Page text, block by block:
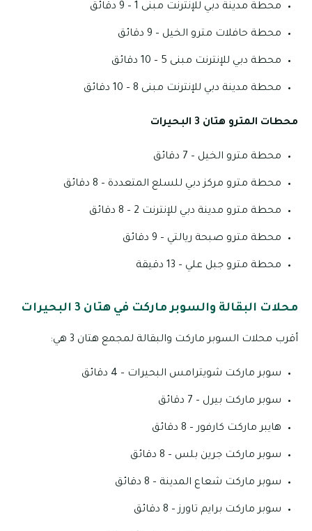
محطة مدينة دبي للإنترنت مبنى 1 – 9 دقائق
محطة حافلات مترو الخيل – 9 دقائق
محطة دبي للإنترنت مبنى 5 – 10 دقائق
محطة مدينة دبي للإنترنت مبنى 8 – 10 دقائق
محطات المترو هتان 3 البحيرات
محطة مترو الخيل – 7 دقائق
محطة مترو مركز دبي للسلع المتعددة – 8 دقائق
محطة مترو مدينة دبي للإنترنت 2 – 8 دقائق
محطة مترو صبحة ريالتي – 9 دقائق
محطة مترو جبل علي – 13 دقيقة
محلات البقالة والسوبر ماركت في هتان 3 البحيرات
أقرب محلات السوبر ماركت والبقالة لمجمع هتان 3 هي:
سوبر ماركت شويترامس البحيرات – 4 دقائق
سوبر ماركت بيرل – 7 دقائق
هايبر ماركت كارفور – 8 دقائق
سوبر ماركت جرين بلس – 8 دقائق
سوبر ماركت شعاع المدينة – 8 دقائق
سوبر ماركت برايم تاورز – 8 دقائق